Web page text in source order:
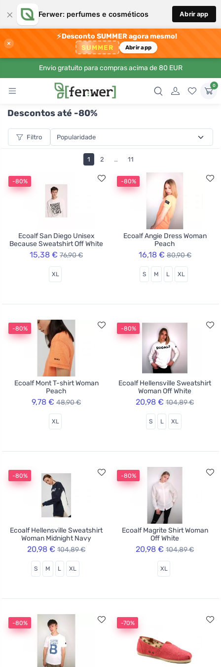
× Ferwer: perfumes e cosméticos Abrir app
×
⚡Desconto SUMMER agora mesmo!
SUMMER Abrir app
Envio gratuito para compras acima de 80 EUR
0
Descontos até -80%
Filtro
1 2 … 11
-80%
Ecoalf San Diego Unisex
Because Sweatshirt Off White
15,38 € 76,90 €
XL
-80%
Ecoalf Angie Dress Woman
Peach
16,18 € 80,90 €
S M L XL
-80%
Ecoalf Mont T-shirt Woman
Peach
9,78 € 48,90 €
XL
-80%
Ecoalf Hellensville Sweatshirt
Woman Off White
20,98 € 104,89 €
S L XL
-80%
Ecoalf Hellensville Sweatshirt
Woman Midnight Navy
20,98 € 104,89 €
S M L XL
-80%
Ecoalf Magrite Shirt Woman
Off White
20,98 € 104,89 €
XL
-80% -70%